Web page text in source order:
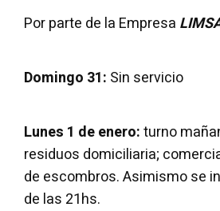
Por parte de la Empresa
Domingo 31: Sin servicio
Lunes 1 de enero:turno
residuos domiciliaria;
de escombros. Asimismo se
de las 21hs.